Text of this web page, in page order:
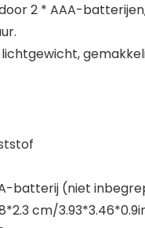
2 * AAA-
batterij (niet
cm/